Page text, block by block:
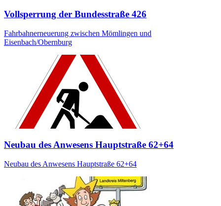
Vollsperrung der Bundesstraße 426
Fahrbahnerneuerung zwischen Mömlingen und
Eisenbach/Obernburg
Neubau des Anwesens Hauptstraße 62+64
Neubau des Anwesens Hauptstraße 62+64